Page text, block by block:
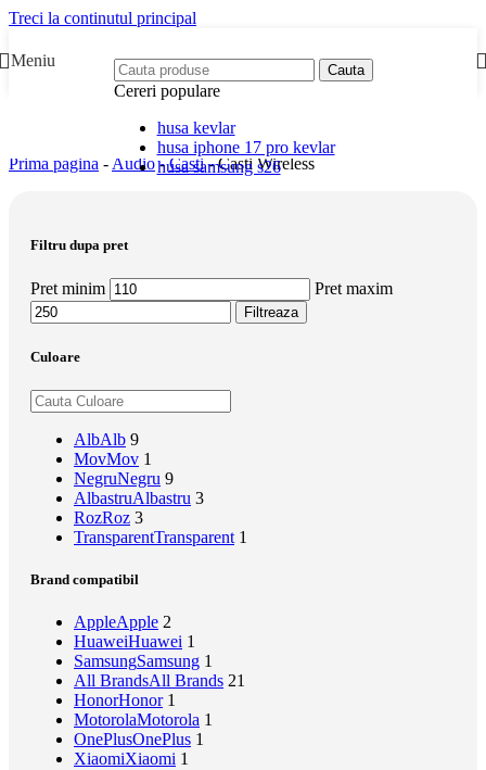
Treci la continutul principal
Meniu Cauta
Cereri populare
husa kevlar
husa iphone 17 pro kevlar
husa samsung s26
Prima pagina - Audio-Casti-Casti Wireless
Filtru dupa pret
Pret minim Pret maxim
Filtreaza
Culoare
AlbAlb 9
MovMov 1
NegruNegru 9
AlbastruAlbastru 3
RozRoz 3
TransparentTransparent 1
Brand compatibil
AppleApple 2
HuaweiHuawei 1
SamsungSamsung 1
All BrandsAll Brands 21
HonorHonor 1
MotorolaMotorola 1
OnePlusOnePlus 1
XiaomiXiaomi 1